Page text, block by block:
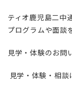
ティオ鹿児島二中
プログラムや面談
見学・体験のお問
見学・体験・相